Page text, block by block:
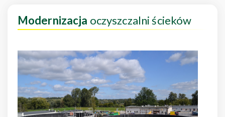
Modernizacja oczyszczalni ścieków